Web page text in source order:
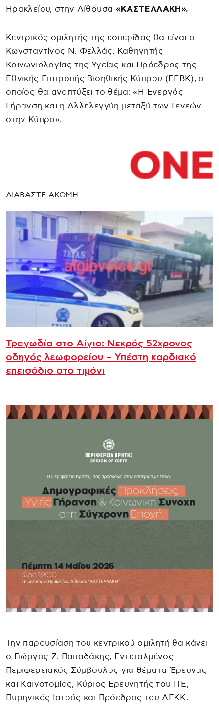
Ηρακλείου, στην Αίθουσα «ΚΑΣΤΕΛΛΑΚΗ».
Κεντρικός ομιλητής της εσπερίδας θα είναι ο
Κωνσταντίνος Ν. Φελλάς, Καθηγητής
Κοινωνιολογίας της Υγείας και Πρόεδρος της
Εθνικής Επιτροπής Βιοηθικής Κύπρου (ΕΕΒΚ), ο
οποίος θα αναπτύξει το θέμα: «Η Ενεργός
Γήρανση και η Αλληλεγγύη μεταξύ των Γενεών
στην Κύπρο».
ΔΙΑΒΑΣΤΕ ΑΚΟΜΗ
Τραγωδία στο Αίγιο: Νεκρός 52χρονος
οδηγός λεωφορείου – Υπέστη καρδιακό
επεισόδιο στο τιμόνι
Την παρουσίαση του κεντρικού ομιλητή θα κάνει
ο Γιώργος Ζ. Παπαδάκης, Εντεταλμένος
Περιφερειακός Σύμβουλος για θέματα Έρευνας
και Καινοτομίας, Κύριος Ερευνητής του ΙΤΕ,
Πυρηνικός Ιατρός και Πρόεδρος του ΔΕΚΚ.